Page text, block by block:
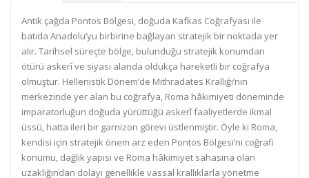
Antik çağda Pontos Bölgesi, doğuda Kafkas Coğrafyası ile
batıda Anadolu’yu birbirine bağlayan stratejik bir noktada yer
alır. Tarihsel süreçte bölge, bulunduğu stratejik konumdan
ötürü askerî ve siyasi alanda oldukça hareketli bir coğrafya
olmuştur. Hellenistik Dönem’de Mithradates Krallığı’nın
merkezinde yer alan bu coğrafya, Roma hâkimiyeti döneminde
imparatorluğun doğuda yürüttüğü askerî faaliyetlerde ikmal
üssü, hatta ileri bir garnizon görevi üstlenmiştir. Öyle ki Roma,
kendisi için stratejik önem arz eden Pontos Bölgesi’ni coğrafi
konumu, dağlık yapısı ve Roma hâkimiyet sahasına olan
uzaklığından dolayı genellikle vassal krallıklarla yönetme